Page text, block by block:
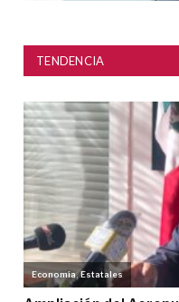
TENDENCIA